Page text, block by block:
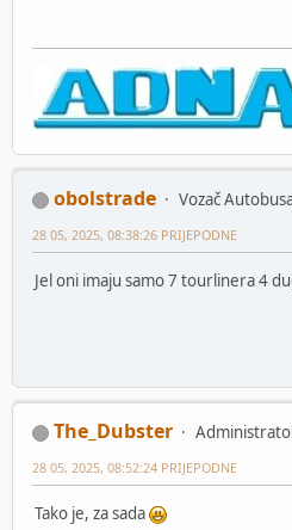
obolstrade
Vozač
28 05, 2025, 08:38:26 PRIJEPODNE
Jel oni imaju samo 7 tourlinera 4
The_Dubster
28 05, 2025, 08:52:24 PRIJEPODNE
Tako je, za sada